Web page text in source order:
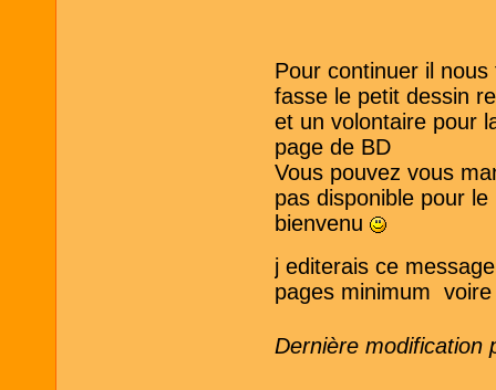
Pour continuer il
fasse le petit dessin
et un volontaire pour
page de BD
Vous pouvez vous
pas disponible pour
bienvenu
j editerais ce
pages minimum
Dernière modification